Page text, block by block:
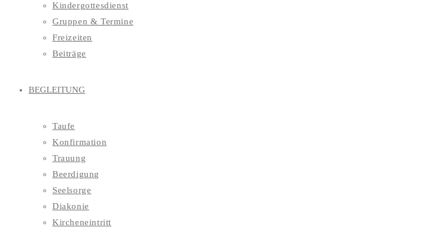
Kindergottesdienst
Gruppen & Termine
Freizeiten
Beiträge
BEGLEITUNG
Taufe
Konfirmation
Trauung
Beerdigung
Seelsorge
Diakonie
Kircheneintritt